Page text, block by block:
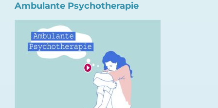
Ambulante Psychotherapie